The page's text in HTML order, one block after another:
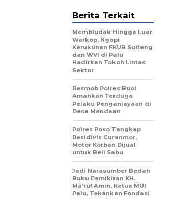
Berita Terkait
Membludak Hingga Luar
Warkop, Ngopi
Kerukunan FKUB Sulteng
dan WVI di Palu
Hadirkan Tokoh Lintas
Sektor
Resmob Polres Buol
Amankan Terduga
Pelaku Penganiayaan di
Desa Mendaan
Polres Poso Tangkap
Residivis Curanmor,
Motor Korban Dijual
untuk Beli Sabu
Jadi Narasumber Bedah
Buku Pemikiran KH.
Ma’ruf Amin, Ketua MUI
Palu, Tekankan Fondasi